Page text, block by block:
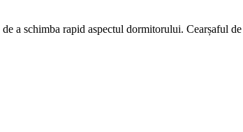
a schimba rapid aspectul dormitorului. Cearșaful